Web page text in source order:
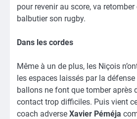
pour revenir au score, va
balbutier son rugby.
Dans les cordes
Même à un de plus, les Niçois
les espaces laissés par la
ballons ne font que tomber après
contact trop difficiles. Puis vient
coach adverse Xavier Péméja